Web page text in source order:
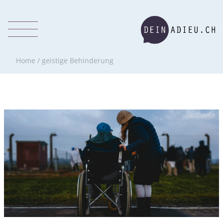
Home / geistige Behinderung